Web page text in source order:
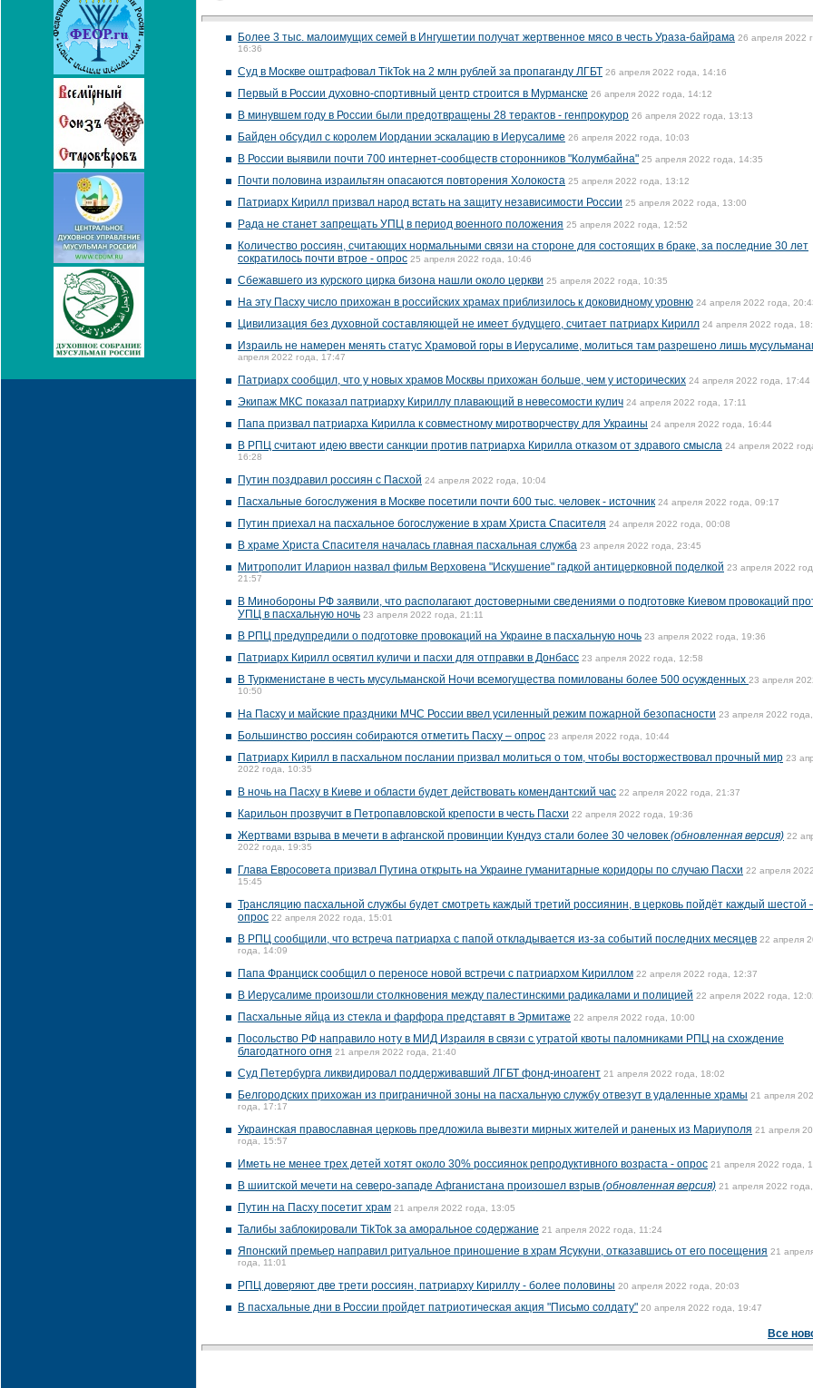
Более 3 тыс. малоимущих семей в Ингушетии получат жертвенное мясо в честь Ураза-байрама 26 апреля 2022
16:36
Суд в Москве оштрафовал TikTok на 2 млн рублей за пропаганду ЛГБТ 26 апреля 2022 года, 14:16
Первый в России духовно-спортивный центр строится в Мурманске 26 апреля 2022 года, 14:12
В минувшем году в России были предотвращены 28 терактов - генпрокурор 26 апреля 2022 года, 13:13
Байден обсудил с королем Иордании эскалацию в Иерусалиме 26 апреля 2022 года, 10:03
В России выявили почти 700 интернет-сообществ сторонников "Колумбайна" 25 апреля 2022 года, 14:35
Почти половина израильтян опасаются повторения Холокоста 25 апреля 2022 года, 13:12
Патриарх Кирилл призвал народ встать на защиту независимости России 25 апреля 2022 года, 13:00
Рада не станет запрещать УПЦ в период военного положения 25 апреля 2022 года, 12:52
Количество россиян, считающих нормальными связи на стороне для состоящих в браке, за последние 30 лет
сократилось почти втрое - опрос 25 апреля 2022 года, 10:46
Сбежавшего из курского цирка бизона нашли около церкви 25 апреля 2022 года, 10:35
На эту Пасху число прихожан в российских храмах приблизилось к доковидному уровню 24 апреля 2022 года,
Цивилизация без духовной составляющей не имеет будущего, считает патриарх Кирилл 24 апреля 2022 года,
Израиль не намерен менять статус Храмовой горы в Иерусалиме, молиться там разрешено лишь
апреля 2022 года, 17:47
Патриарх сообщил, что у новых храмов Москвы прихожан больше, чем у исторических 24 апреля 2022 года, 17:44
Экипаж МКС показал патриарху Кириллу плавающий в невесомости кулич 24 апреля 2022 года, 17:11
Папа призвал патриарха Кирилла к совместному миротворчеству для Украины 24 апреля 2022 года, 16:44
В РПЦ считают идею ввести санкции против патриарха Кирилла отказом от здравого смысла 24 апреля 2022
16:28
Путин поздравил россиян с Пасхой 24 апреля 2022 года, 10:04
Пасхальные богослужения в Москве посетили почти 600 тыс. человек - источник 24 апреля 2022 года, 09:17
Путин приехал на пасхальное богослужение в храм Христа Спасителя 24 апреля 2022 года, 00:08
В храме Христа Спасителя началась главная пасхальная служба 23 апреля 2022 года, 23:45
Митрополит Иларион назвал фильм Верховена "Искушение" гадкой антицерковной поделкой 23 апреля 2022
21:57
В Минобороны РФ заявили, что располагают достоверными сведениями о подготовке Киевом провокаций
УПЦ в пасхальную ночь 23 апреля 2022 года, 21:11
В РПЦ предупредили о подготовке провокаций на Украине в пасхальную ночь 23 апреля 2022 года, 19:36
Патриарх Кирилл освятил куличи и пасхи для отправки в Донбасс 23 апреля 2022 года, 12:58
В Туркменистане в честь мусульманской Ночи всемогущества помилованы более 500 осужденных 23 апреля
10:50
На Пасху и майские праздники МЧС России ввел усиленный режим пожарной безопасности 23 апреля 2022
Большинство россиян собираются отметить Пасху – опрос 23 апреля 2022 года, 10:44
Патриарх Кирилл в пасхальном послании призвал молиться о том, чтобы восторжествовал прочный мир 23
2022 года, 10:35
В ночь на Пасху в Киеве и области будет действовать комендантский час 22 апреля 2022 года, 21:37
Карильон прозвучит в Петропавловской крепости в честь Пасхи 22 апреля 2022 года, 19:36
Жертвами взрыва в мечети в афганской провинции Кундуз стали более 30 человек (обновленная версия) 22
2022 года, 19:35
Глава Евросовета призвал Путина открыть на Украине гуманитарные коридоры по случаю Пасхи 22 апреля
15:45
Трансляцию пасхальной службы будет смотреть каждый третий россиянин, в церковь пойдёт каждый шестой
опрос 22 апреля 2022 года, 15:01
В РПЦ сообщили, что встреча патриарха с папой откладывается из-за событий последних месяцев 22 апреля
года, 14:09
Папа Франциск сообщил о переносе новой встречи с патриархом Кириллом 22 апреля 2022 года, 12:37
В Иерусалиме произошли столкновения между палестинскими радикалами и полицией 22 апреля 2022 года,
Пасхальные яйца из стекла и фарфора представят в Эрмитаже 22 апреля 2022 года, 10:00
Посольство РФ направило ноту в МИД Израиля в связи с утратой квоты паломниками РПЦ на схождение
благодатного огня 21 апреля 2022 года, 21:40
Суд Петербурга ликвидировал поддерживавший ЛГБТ фонд-иноагент 21 апреля 2022 года, 18:02
Белгородских прихожан из приграничной зоны на пасхальную службу отвезут в удаленные храмы 21 апреля
года, 17:17
Украинская православная церковь предложила вывезти мирных жителей и раненых из Мариуполя 21 апреля
года, 15:57
Иметь не менее трех детей хотят около 30% россиянок репродуктивного возраста - опрос 21 апреля 2022 года,
В шиитской мечети на северо-западе Афганистана произошел взрыв (обновленная версия) 21 апреля 2022
Путин на Пасху посетит храм 21 апреля 2022 года, 13:05
Талибы заблокировали TikTok за аморальное содержание 21 апреля 2022 года, 11:24
Японский премьер направил ритуальное приношение в храм Ясукуни, отказавшись от его посещения 21
года, 11:01
РПЦ доверяют две трети россиян, патриарху Кириллу - более половины 20 апреля 2022 года, 20:03
В пасхальные дни в России пройдет патриотическая акция "Письмо солдату" 20 апреля 2022 года, 19:47
Все